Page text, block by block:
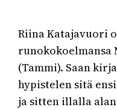
Riina Katajavuori
runokokoelmansa
(Tammi). Saan
hypistelen sitä
ja sitten illalla